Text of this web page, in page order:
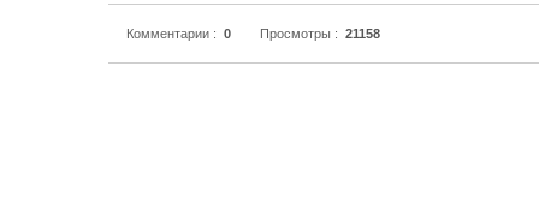
Комментарии : 0 Просмотры : 21158